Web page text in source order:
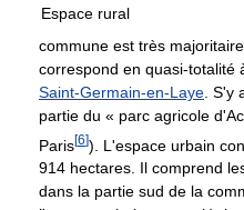
Espace rural
commune est très
correspond en quasi-totalité
Saint-Germain-en-Laye .
partie du « parc agricole
Paris[6]). L'espace urbain
914 hectares. Il comprend
dans la partie sud de la